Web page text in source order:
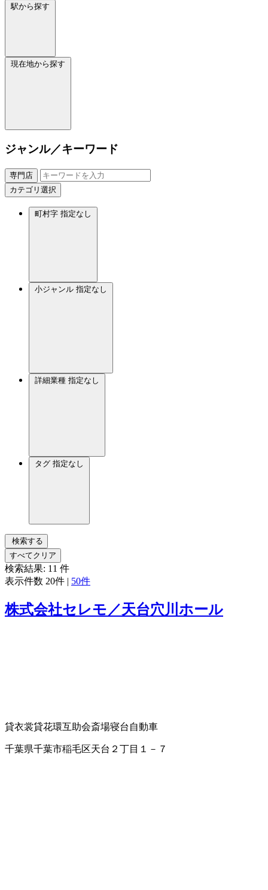
駅から探す
現在地から探す
ジャンル／キーワード
専門店
カテゴリ選択
町村字 指定なし
小ジャンル 指定なし
詳細業種 指定なし
タグ 指定なし
検索する
すべてクリア
検索結果: 11 件
表示件数 20件 | 50件
株式会社セレモ／天台穴川ホール
貸衣裳貸花環互助会斎場寝台自動車
千葉県千葉市稲毛区天台２丁目１－７